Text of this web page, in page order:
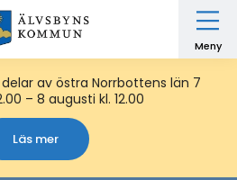
Meny
av östra Norrbottens län 7
– 8 augusti kl. 12.00
Läs mer